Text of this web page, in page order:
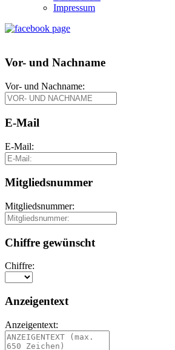
Impressum
Vor- und Nachname
Vor- und Nachname:
E-Mail
E-Mail:
Mitgliedsnummer
Mitgliedsnummer:
Chiffre gewünscht
Chiffre:
Anzeigentext
Anzeigentext: